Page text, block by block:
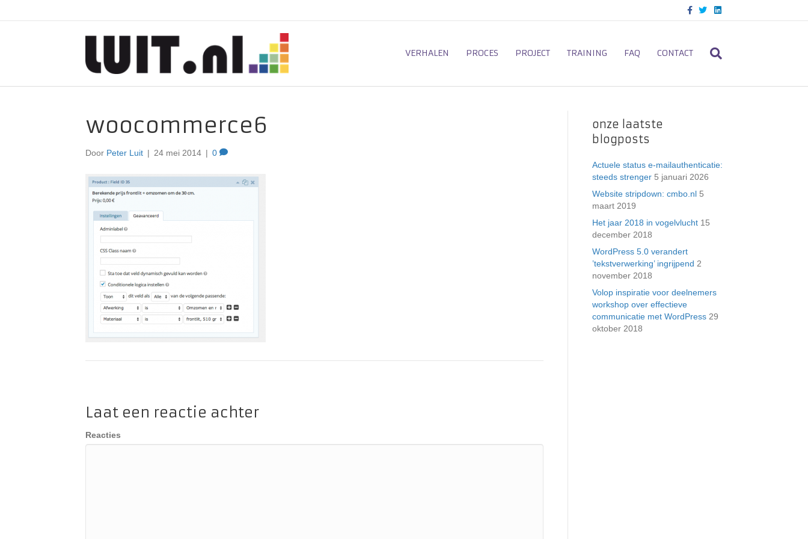
c
o
o
T
i
e
L
n
d
VERHALEN PROCES PROJECT TRAINING FAQ CONTACT
woocommerce6
Door Peter Luit | 24 mei 2014 | 0
Laat een reactie achter
Reacties
onze laatste
blogposts
Actuele status e-mailauthenticatie:
steeds strenger 5 januari 2026
Website stripdown: cmbo.nl 5
maart 2019
Het jaar 2018 in vogelvlucht 15
december 2018
WordPress 5.0 verandert
’tekstverwerking’ ingrijpend 2
november 2018
Volop inspiratie voor deelnemers
workshop over effectieve
communicatie met WordPress 29
oktober 2018